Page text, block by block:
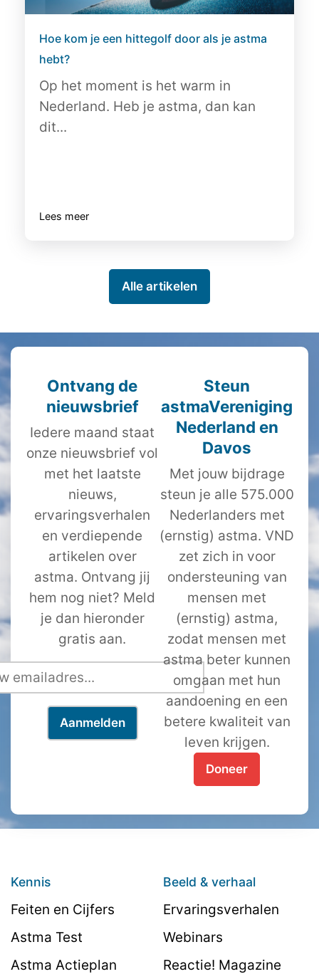
Hoe kom je een hittegolf door als je astma
hebt?
Op het moment is het warm in
Nederland. Heb je astma, dan kan
dit...
Lees meer
Alle artikelen
Ontvang de
nieuwsbrief
Iedere maand staat
onze nieuwsbrief vol
met het laatste
nieuws,
ervaringsverhalen
en verdiepende
artikelen over
astma. Ontvang jij
hem nog niet? Meld
je dan hieronder
gratis aan.
Steun
astmaVereniging
Nederland en
Davos
Met jouw bijdrage
steun je alle 575.000
Nederlanders met
(ernstig) astma. VND
zet zich in voor
ondersteuning van
mensen met
(ernstig) astma,
zodat mensen met
astma beter kunnen
omgaan met hun
aandoening en een
betere kwaliteit van
leven krijgen.
Doneer
Kennis
Feiten en Cijfers
Astma Test
Astma Actieplan
Beeld & verhaal
Ervaringsverhalen
Webinars
Reactie! Magazine